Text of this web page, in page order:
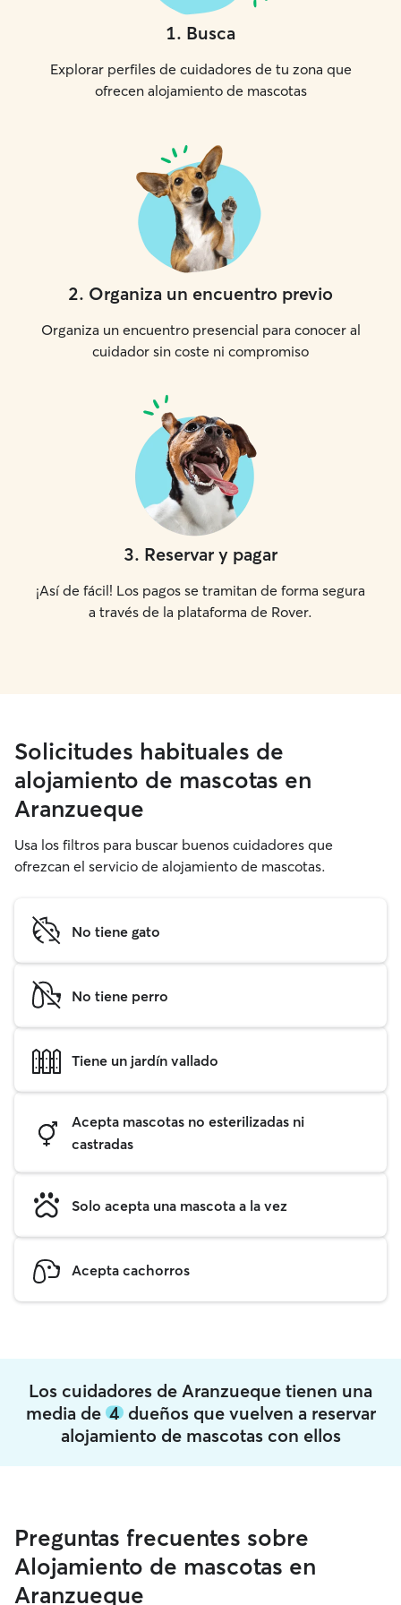
1. Busca
Explorar perfiles de cuidadores de tu zona que
ofrecen alojamiento de mascotas
2. Organiza un encuentro previo
Organiza un encuentro presencial para conocer al
cuidador sin coste ni compromiso
3. Reservar y pagar
¡Así de fácil! Los pagos se tramitan de forma segura
a través de la plataforma de Rover.
Solicitudes habituales de
alojamiento de mascotas en
Aranzueque
Usa los filtros para buscar buenos cuidadores que
ofrezcan el servicio de alojamiento de mascotas.
No tiene gato
No tiene perro
Tiene un jardín vallado
Acepta mascotas no esterilizadas ni
castradas
Solo acepta una mascota a la vez
Acepta cachorros
Los cuidadores de Aranzueque tienen una
media de 4dueños que vuelven a reservar
alojamiento de mascotas con ellos
Preguntas frecuentes sobre
Alojamiento de mascotas en
Aranzueque